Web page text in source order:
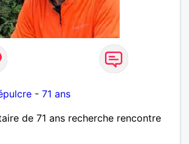
un tout petit peu maniaque ainsi
de faire des efforts. Rien de
! Du moins je le pense……Je suis un
vivre. À vous si vous le souhaitez,
connaître davantage. J’en serai
je l’espère.
- 71 ans
de 71 ans recherche rencontre